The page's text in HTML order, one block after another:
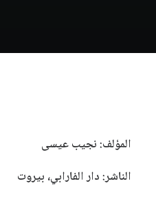
المؤلف: نجيب عيسى
الناشر: دار الفارابي، بيروت